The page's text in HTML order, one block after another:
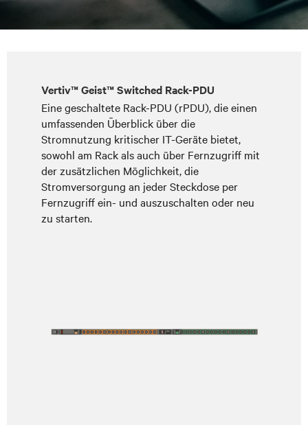
Vertiv™ Geist™ Switched Rack-PDU
Eine geschaltete Rack-PDU (rPDU), die einen
umfassenden Überblick über die
Stromnutzung kritischer IT-Geräte bietet,
sowohl am Rack als auch über Fernzugriff mit
der zusätzlichen Möglichkeit, die
Stromversorgung an jeder Steckdose per
Fernzugriff ein- und auszuschalten oder neu
zu starten.